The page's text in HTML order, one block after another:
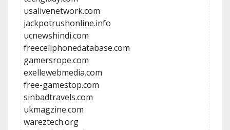
usalivenetwork.com
jackpotrushonline.info
ucnewshindi.com
freecellphonedatabase.com
gamersrope.com
exellewebmedia.com
free-gamestop.com
sinbadtravels.com
ukmagzine.com
wareztech.org